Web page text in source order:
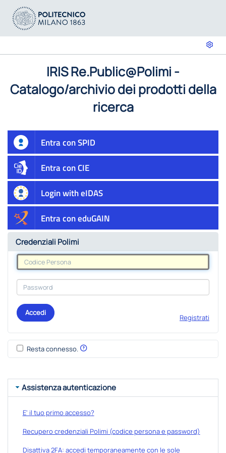
IRIS Re.Public@Polimi -
Catalogo/archivio dei prodotti della
ricerca
Entra con SPID
Entra con CIE
Login with eIDAS
Entra con eduGAIN
Credenziali Polimi
Accedi
Registrati
Resta connesso.
Assistenza autenticazione
E' il tuo primo accesso?
Recupero credenziali Polimi (codice persona e password)
Disattiva 2FA: accedi temporaneamente con le sole